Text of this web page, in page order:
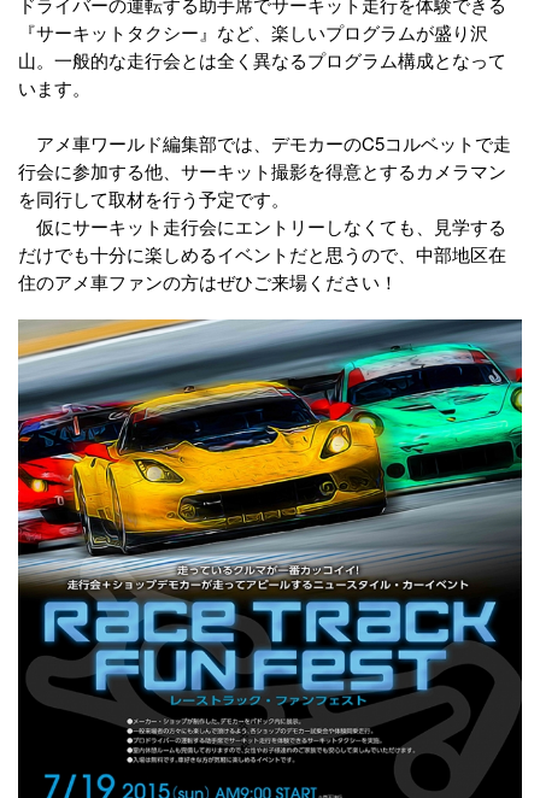
『サーキットタクシー』など、楽しいプログラムが盛り沢
山。一般的な走行会とは全く異なるプログラム構成となって
います。
アメ車ワールド編集部では、デモカーのC5コルベットで走
行会に参加する他、サーキット撮影を得意とするカメラマン
を同行して取材を行う予定です。
仮にサーキット走行会にエントリーしなくても、見学する
だけでも十分に楽しめるイベントだと思うので、中部地区在
住のアメ車ファンの方はぜひご来場ください！